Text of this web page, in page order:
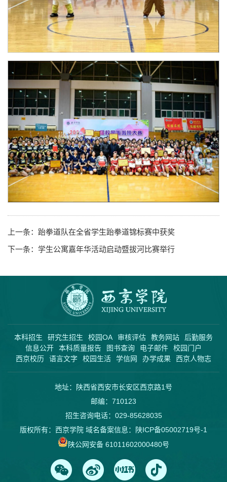
上一条： 跆拳道队在全省学生跆拳道锦标赛中获奖
下一条： 学生公寓嘉年华活动启动暨拔河比赛举行
本科招生 研究生招生 校园OA 审核评估 教务网站
后勤服务
信息公开
本科质量报告 图书查询 电子邮件
校园门户
西京校历
语言文字 校园生活 学信网 办学成果 西京人物志
地址：陕西省西安市长安区西京路1号
邮编：710123
招生咨询电话：029-85628035
版权所有：西京学院 域名备案信息：
陕ICP备05002719号-1
陕公网安备 61011602000480号